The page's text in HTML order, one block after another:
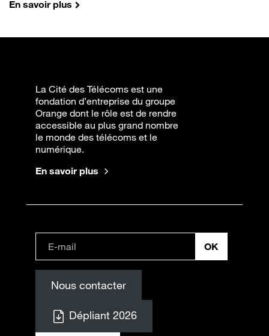
En savoir plus
La Cité des Télécoms est une
fondation d’entreprise du groupe
Orange dont le rôle est de rendre
accessible au plus grand nombre
le monde des télécoms et le
numérique.
En savoir plus
Nous contacter
Dépliant 2026